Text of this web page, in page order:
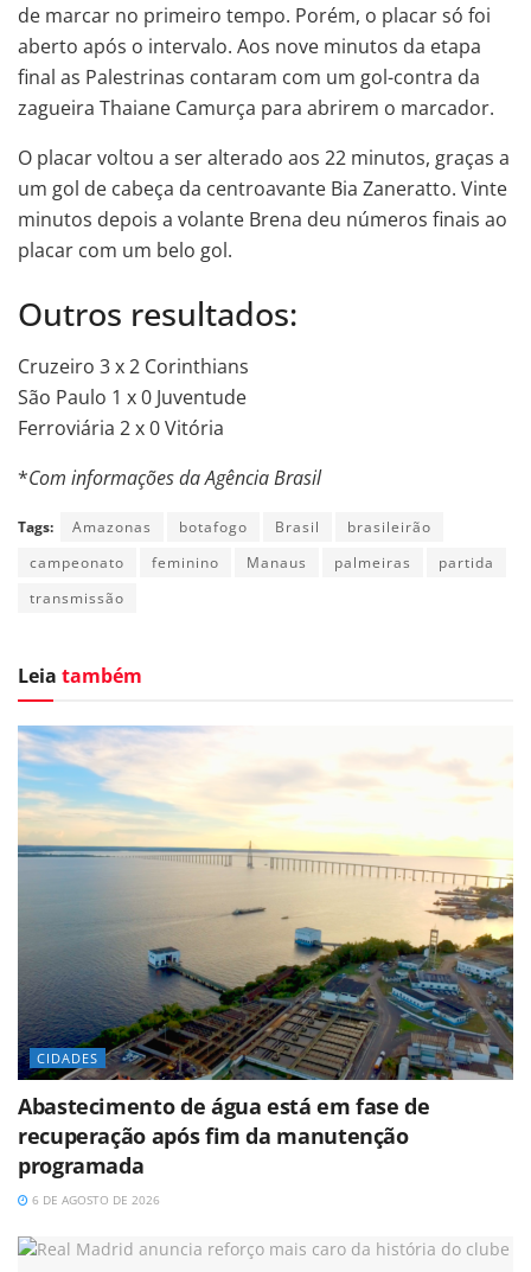
de marcar no primeiro tempo. Porém, o placar só foi
aberto após o intervalo. Aos nove minutos da etapa
final as Palestrinas contaram com um gol-contra da
zagueira Thaiane Camurça para abrirem o marcador.
O placar voltou a ser alterado aos 22 minutos, graças a
um gol de cabeça da centroavante Bia Zaneratto. Vinte
minutos depois a volante Brena deu números finais ao
placar com um belo gol.
Outros resultados:
Cruzeiro 3 x 2 Corinthians
São Paulo 1 x 0 Juventude
Ferroviária 2 x 0 Vitória
*Com informações da Agência Brasil
Tags: Amazonas botafogo Brasil
brasileirão
campeonato
feminino Manaus palmeiras
partida
transmissão
Leia também
CIDADES
Abastecimento de água está em fase de
recuperação após fim da manutenção
programada
6 DE AGOSTO DE 2026